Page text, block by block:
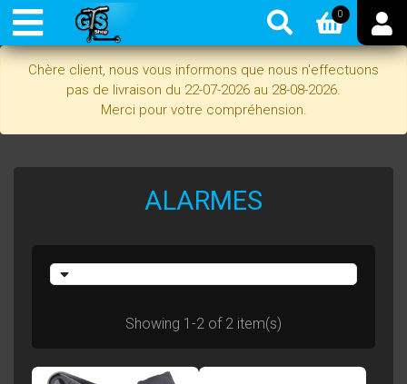
Chère client, nous vous informons que nous n'effectuons
pas de livraison du 22-07-2026 au 28-08-2026.
Merci pour votre compréhension.
0
ALARMES
Showing 1-2 of 2 item(s)